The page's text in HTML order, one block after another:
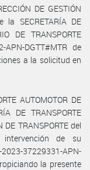
DE GESTIÓN
la SECRETARÍA DE
DE TRANSPORTE
DGTT#MTR de
a la solicitud en
AUTOMOTOR DE
DE TRANSPORTE
DE TRANSPORTE del
intervención de su
37229331-APN-
la presente